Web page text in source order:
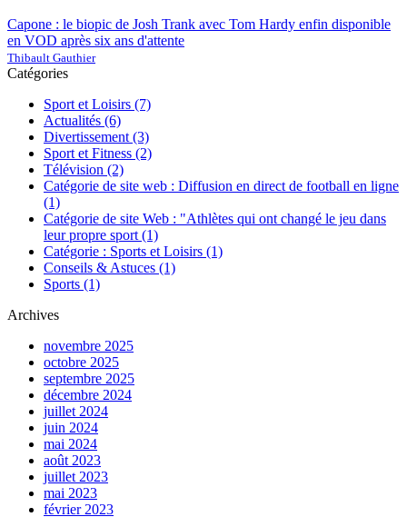
Capone : le biopic de Josh Trank avec Tom Hardy enfin disponible
en VOD après six ans d'attente
Thibault Gauthier
Catégories
Sport et Loisirs (7)
Actualités (6)
Divertissement (3)
Sport et Fitness (2)
Télévision (2)
Catégorie de site web : Diffusion en direct de football en ligne
(1)
Catégorie de site Web : "Athlètes qui ont changé le jeu dans
leur propre sport (1)
Catégorie : Sports et Loisirs (1)
Conseils & Astuces (1)
Sports (1)
Archives
novembre 2025
octobre 2025
septembre 2025
décembre 2024
juillet 2024
juin 2024
mai 2024
août 2023
juillet 2023
mai 2023
février 2023